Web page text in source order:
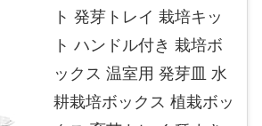
ト 発芽トレイ 栽培キッ
ト ハンドル付き 栽培ボ
ックス 温室用 発芽皿 水
耕栽培ボックス 植栽ボッ